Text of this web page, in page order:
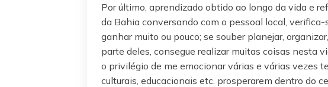
Por último, aprendizado obtido ao longo da vida e
da Bahia conversando com o pessoal local,
ganhar muito ou pouco; se souber planejar,
parte deles, consegue realizar muitas coisas nesta
o privilégio de me emocionar várias e várias vezes
culturais, educacionais etc. prosperarem dentro do